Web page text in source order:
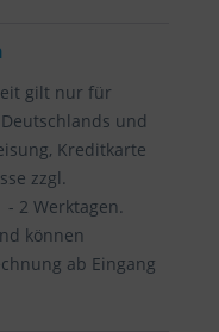
gilt nur für
und
Kreditkarte
zzgl.
2 Werktagen.
können
ab Eingang